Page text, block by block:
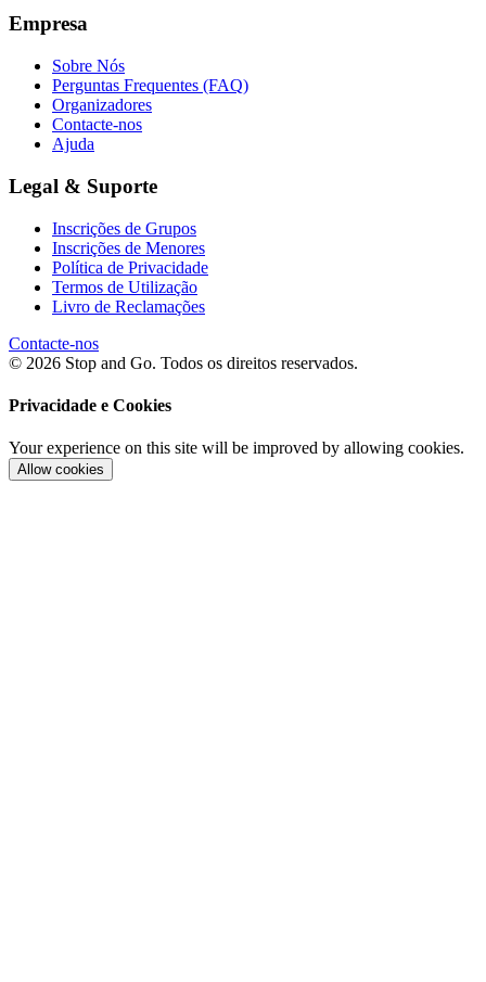
Empresa
Sobre Nós
Perguntas Frequentes (FAQ)
Organizadores
Contacte-nos
Ajuda
Legal & Suporte
Inscrições de Grupos
Inscrições de Menores
Política de Privacidade
Termos de Utilização
Livro de Reclamações
Contacte-nos
© 2026 Stop and Go. Todos os direitos reservados.
Privacidade e Cookies
Your experience on this site will be improved by allowing cookies.
Allow cookies